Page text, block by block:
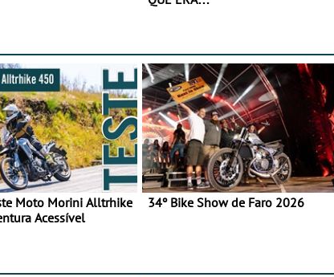
Moto Morini Alltrhike
Acessível
34º Bike Show de Faro 2026